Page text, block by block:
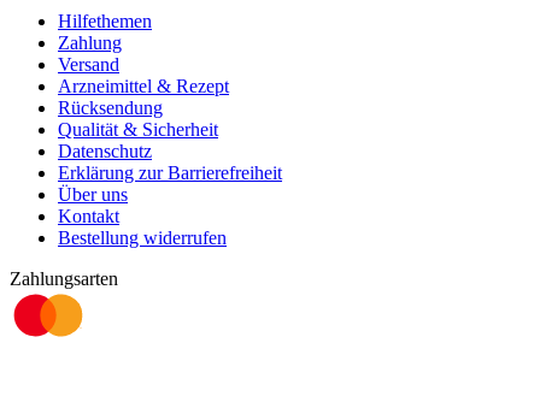
Hilfethemen
Zahlung
Versand
Arzneimittel & Rezept
Rücksendung
Qualität & Sicherheit
Datenschutz
Erklärung zur Barrierefreiheit
Über uns
Kontakt
Bestellung widerrufen
Zahlungsarten